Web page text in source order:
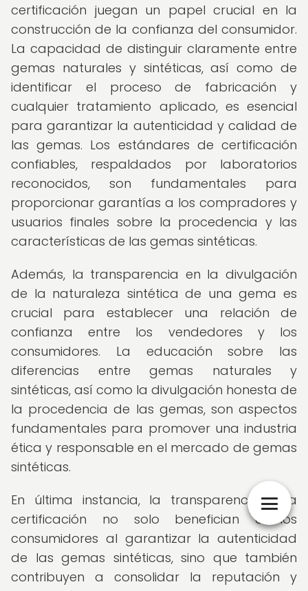
certificación juegan un papel crucial en la
construcción de la confianza del consumidor.
La capacidad de distinguir claramente entre
gemas naturales y sintéticas, así como de
identificar el proceso de fabricación y
cualquier tratamiento aplicado, es esencial
para garantizar la autenticidad y calidad de
las gemas. Los estándares de certificación
confiables, respaldados por laboratorios
reconocidos, son fundamentales para
proporcionar garantías a los compradores y
usuarios finales sobre la procedencia y las
características de las gemas sintéticas.
Además, la transparencia en la divulgación
de la naturaleza sintética de una gema es
crucial para establecer una relación de
confianza entre los vendedores y los
consumidores. La educación sobre las
diferencias entre gemas naturales y
sintéticas, así como la divulgación honesta de
la procedencia de las gemas, son aspectos
fundamentales para promover una industria
ética y responsable en el mercado de gemas
sintéticas.
En última instancia, la transparencia y la
certificación no solo benefician a los
consumidores al garantizar la autenticidad
de las gemas sintéticas, sino que también
contribuyen a consolidar la reputación y